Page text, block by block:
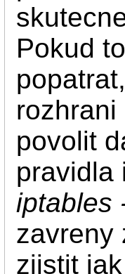
Pokud
povolit
pravidla
iptables
zavreny
zjistit